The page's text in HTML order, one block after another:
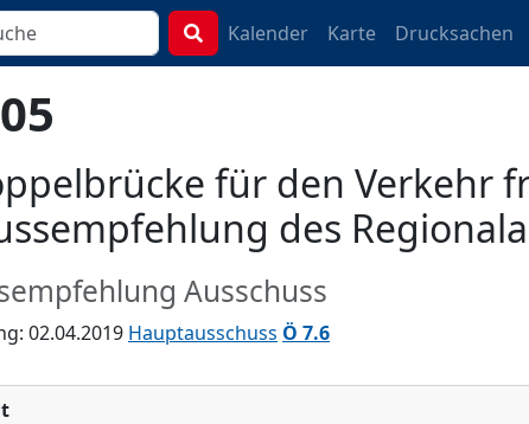
Kalender Karte Drucksachen
für den Verkehr
des
Ausschuss
02.04.2019 Hauptausschuss Ö 7.6